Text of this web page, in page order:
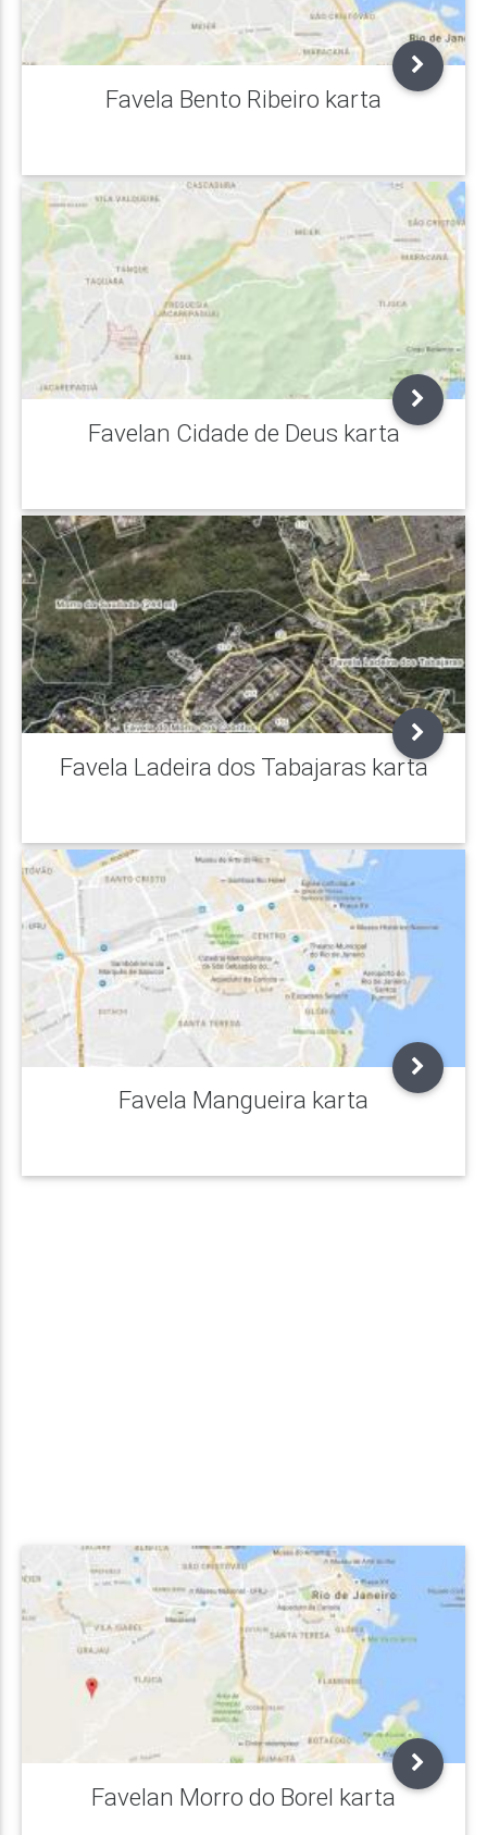
Favela Bento Ribeiro karta
Favelan Cidade de Deus karta
Favela Ladeira dos Tabajaras karta
Favela Mangueira karta
Favelan Morro do Borel karta